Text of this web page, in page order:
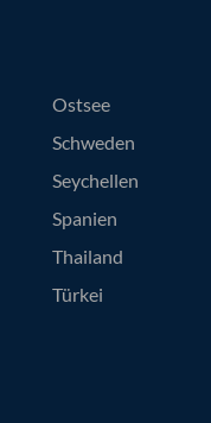
Ostsee
Schweden
Seychellen
Spanien
Thailand
Türkei